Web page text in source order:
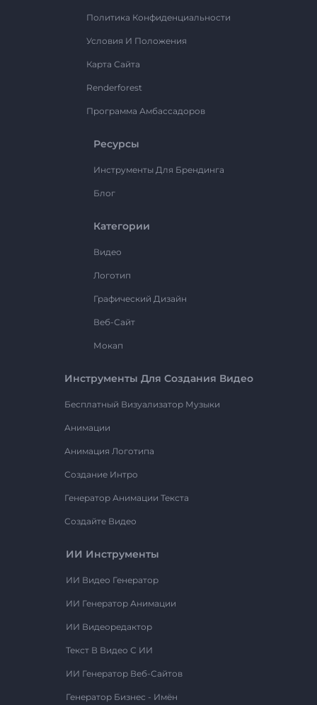
Политика Конфиденциальности
Условия И Положения
Карта Сайта
Renderforest
Программа Амбассадоров
Ресурсы
Инструменты Для Брендинга
Блог
Категории
Видео
Логотип
Графический Дизайн
Веб-Сайт
Мокап
Инструменты Для Создания Видео
Бесплатный Визуализатор Музыки
Анимации
Анимация Логотипа
Создание Интро
Генератор Анимации Текста
Создайте Видео
ИИ Инструменты
ИИ Видео Генератор
ИИ Генератор Анимации
ИИ Видеоредактор
Текст В Видео С ИИ
ИИ Генератор Веб-Сайтов
Генератор Бизнес - Имён